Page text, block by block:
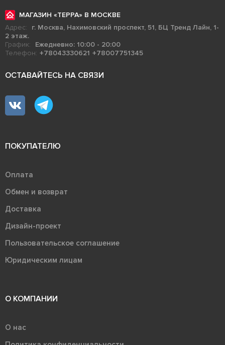
МАГАЗИН «ТЕРРА» В МОСКВЕ
Адрес:
г. Москва, Нахимовский проспект, 51, БЦ Тренд Лайн, 1-
2 этаж.
График:
Ежедневно: 10:00 - 20:00
Телефон: +78043330621 +78007751345
ОСТАВАЙТЕСЬ НА СВЯЗИ
ПОКУПАТЕЛЮ
Оплата
Обмен и возврат
Доставка
Дизайн-проект
Пользовательское соглашение
Юридическим лицам
О КОМПАНИИ
О нас